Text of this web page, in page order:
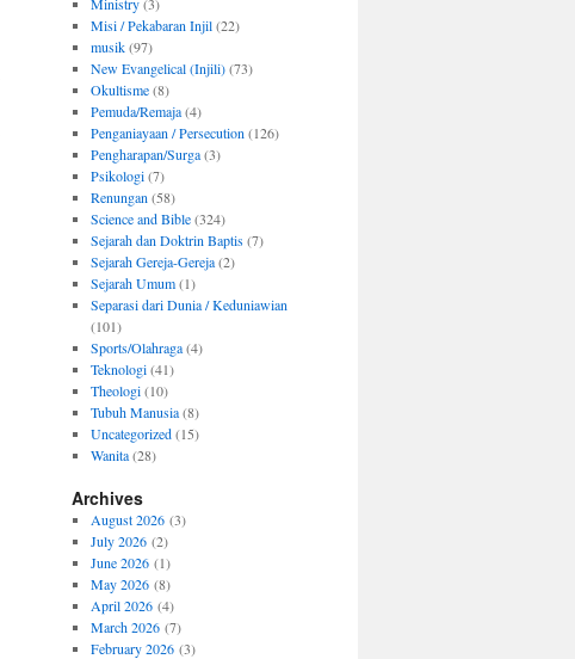
Misi / Pekabaran Injil(22)
musik(97)
New Evangelical (Injili)(73)
Okultisme(8)
Pemuda/Remaja(4)
Penganiayaan / Persecution (126)
Pengharapan/Surga(3)
Psikologi(7)
Renungan (58)
Science and Bible(324)
Sejarah dan Doktrin Baptis(7)
Sejarah Gereja-Gereja(2)
Sejarah Umum(1)
Separasi dari Dunia / Keduniawian
(101)
Sports/Olahraga(4)
Teknologi(41)
Theologi(10)
Tubuh Manusia(8)
Uncategorized(15)
Wanita(28)
Archives
August 2026(3)
July 2026(2)
June 2026(1)
May 2026(8)
April 2026(4)
March 2026(7)
February 2026(3)